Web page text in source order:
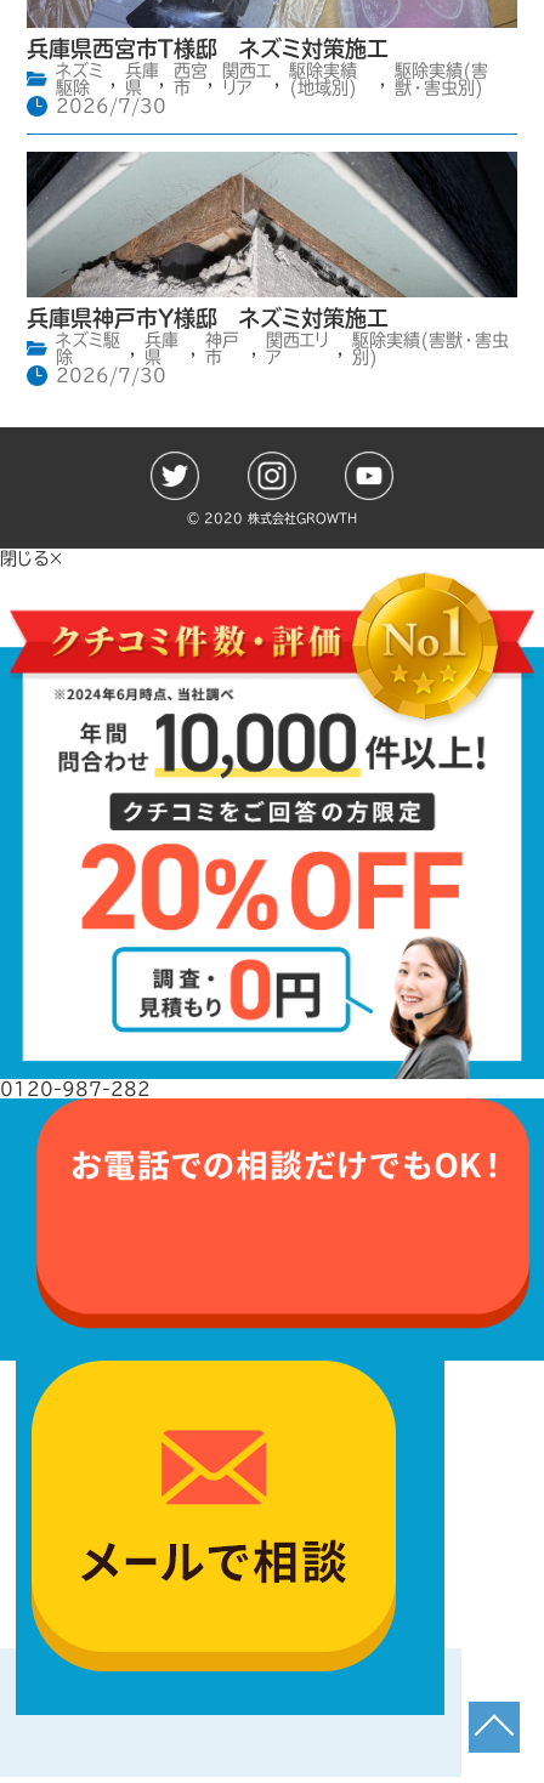
兵庫県西宮市T様邸 ネズミ対策施工
ネズミ
駆除
,
兵庫
県
,
西宮
市
,
関西エ
リア
,
駆除実績
(地域別)
,
駆除実績(害
獣・害虫別)
2026/7/30
兵庫県神戸市Y様邸 ネズミ対策施工
ネズミ駆
除
,
兵庫
県
,
神戸
市
,
関西エリ
ア
,
駆除実績(害獣・害虫
別)
2026/7/30
©️ 2020 株式会社GROWTH
閉じる×
0120-987-282